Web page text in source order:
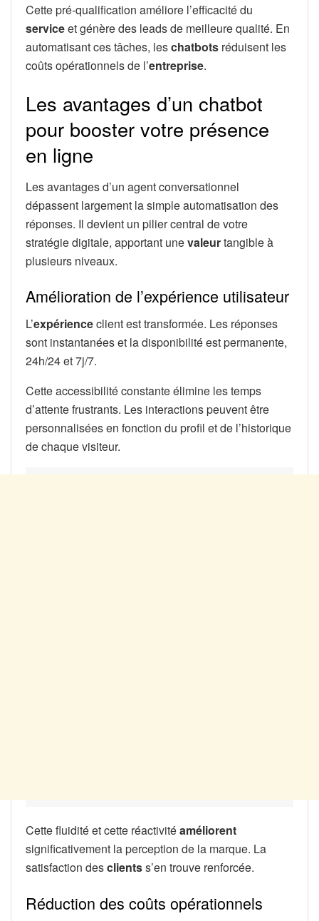
Cette pré-qualification améliore l’efficacité du
serviceet génère des leads de meilleure qualité. En
automatisant ces tâches, leschatbots réduisent les
coûts opérationnels de l’entreprise.
Les avantages d’un chatbot
pour booster votre présence
en ligne
Les avantages d’un agent conversationnel
dépassent largement la simple automatisation des
réponses. Il devient un pilier central de votre
stratégie digitale, apportant unevaleurtangible à
plusieurs niveaux.
Amélioration de l’expérience utilisateur
L’expérienceclient est transformée. Les réponses
sont instantanées et la disponibilité est permanente,
24h/24 et 7j/7.
Cette accessibilité constante élimine les temps
d’attente frustrants. Les interactions peuvent être
personnalisées en fonction du profil et de l’historique
de chaque visiteur.
Cette fluidité et cette réactivitéaméliorent
significativement la perception de la marque. La
satisfaction desclientss’en trouve renforcée.
Réduction des coûts opérationnels